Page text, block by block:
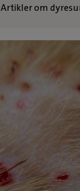
Artikler om